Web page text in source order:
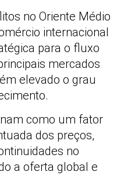
no Oriente Médio
internacional
para o fluxo
mercados
elevado o grau
como um fator
dos preços,
no
a oferta global e